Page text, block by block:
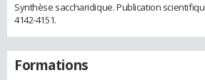
Synthèse saccharidique. Publication
4142-4151.
Formations